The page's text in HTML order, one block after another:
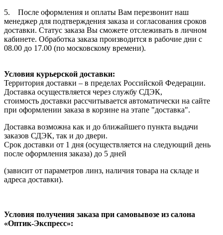
5. После оформления и оплаты Вам перезвонит наш
менеджер для подтверждения заказа и согласования сроков
доставки. Статус заказа Вы сможете отслеживать в личном
кабинете. Обработка заказа производится в рабочие дни с
08.00 до 17.00 (по московскому времени).
Условия курьерской доставки:
Территория доставки – в пределах Российской Федерации.
Доставка осуществляется через службу СДЭК,
стоимость доставки рассчитывается автоматически на сайте
при оформлении заказа в корзине на этапе "доставка".
Доставка возможна как и до ближайшего пункта выдачи
заказов СДЭК, так и до двери.
Срок доставки от 1 дня (осуществляется на следующий день
после оформления заказа) до 5 дней
(зависит от параметров линз, наличия товара на складе и
адреса доставки).
Условия получения заказа при самовывозе из салона
«Оптик-Экспресс»: